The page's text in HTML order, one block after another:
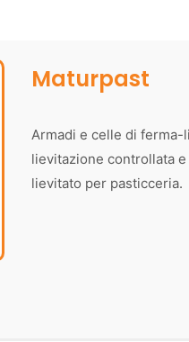
Maturpast
Armadi e celle di ferma-
lievitazione controllata
lievitato per pasticceria.